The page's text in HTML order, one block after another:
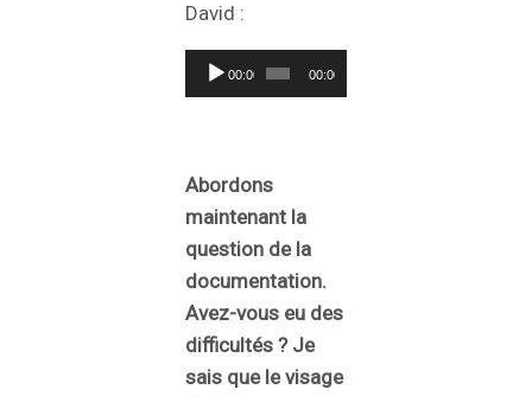
David :
Lecteur
audio
00:00 00:00
Abordons
maintenant la
question de la
documentation.
Avez-vous eu des
difficultés ? Je
sais que le visage